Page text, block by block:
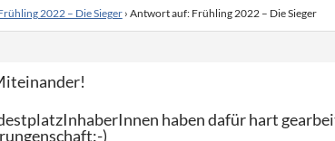
2022 – Die Sieger › Antwort auf: Frühling 2022 – Die Sieger
haben dafür hart
)